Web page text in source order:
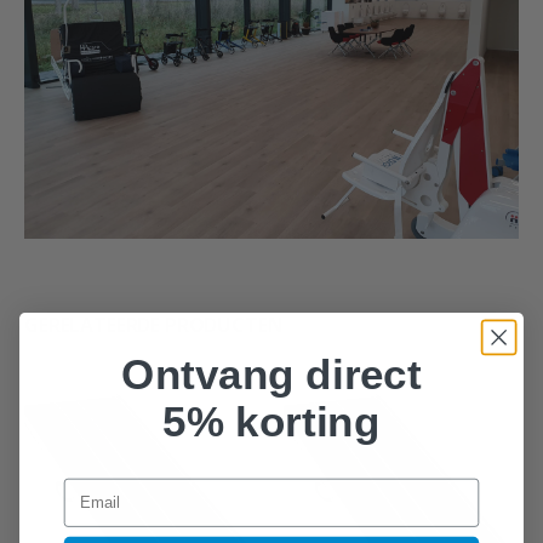
Ontvang direct
5% korting
Email